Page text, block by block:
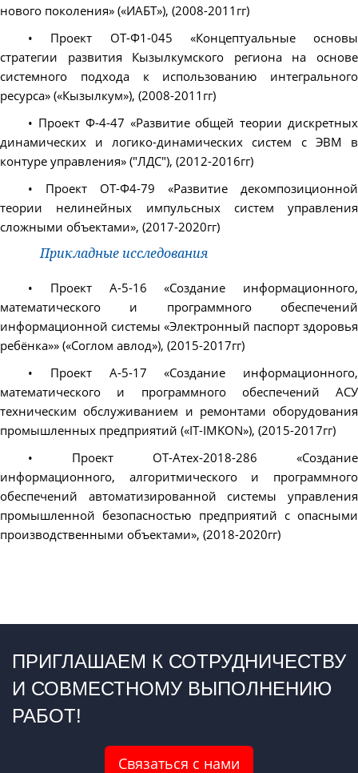
нового поколения» («ИАБТ»), (2008-2011гг)
• Проект ОТ-Ф1-045 «Концептуальные основы
стратегии развития Кызылкумского региона на основе
системного подхода к использованию интегрального
ресурса» («Кызылкум»), (2008-2011гг)
• Проект Ф-4-47 «Развитие общей теории дискретных
динамических и логико-динамических систем с ЭВМ в
контуре управления» ("ЛДС"), (2012-2016гг)
• Проект ОТ-Ф4-79 «Развитие декомпозиционной
теории нелинейных импульсных систем управления
сложными объектами», (2017-2020гг)
Прикладные исследования
• Проект А-5-16 «Создание информационного,
математического и программного обеспечений
информационной системы «Электронный паспорт здоровья
ребёнка»» («Соглом авлод»), (2015-2017гг)
• Проект А-5-17 «Создание информационного,
математического и программного обеспечений АСУ
техническим обслуживанием и ремонтами оборудования
промышленных предприятий («IT-IMKON»), (2015-2017гг)
• Проект ОТ-Атех-2018-286 «Создание
информационного, алгоритмического и программного
обеспечений автоматизированной системы управления
промышленной безопасностью предприятий с опасными
производственными объектами», (2018-2020гг)
ПРИГЛАШАЕМ К СОТРУДНИЧЕСТВУ
И СОВМЕСТНОМУ ВЫПОЛНЕНИЮ
РАБОТ!
Связаться с нами